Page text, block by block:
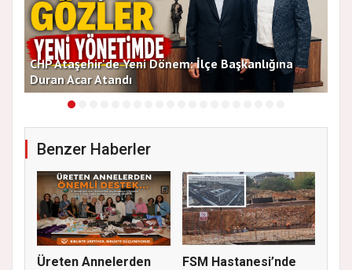
CHP Ataşehir'de Yeni Dönem: İlçe Başkanlığına
Duran Acar Atandı
Benzer Haberler
Üreten Annelerden
FSM Hastanesi’nde